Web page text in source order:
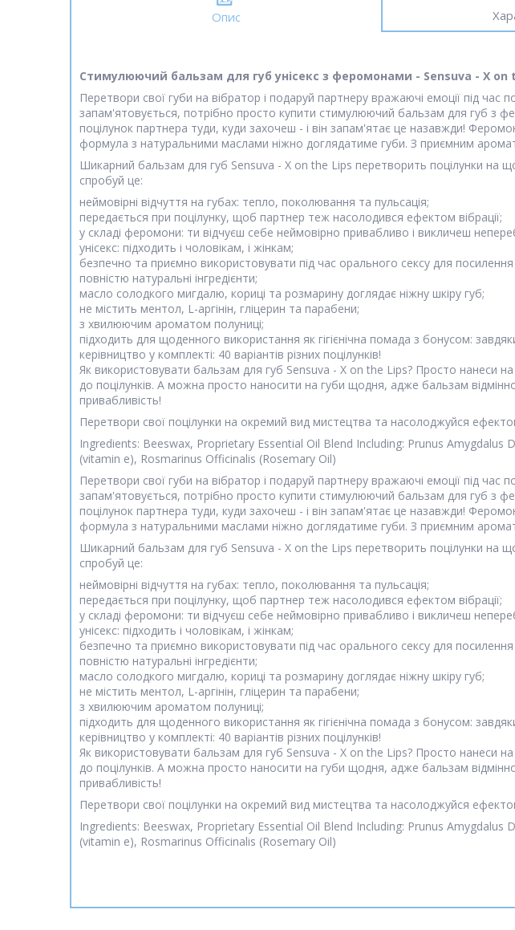
Опис
Стимулюючий бальзам для губ унісекс з феромонами - Sensuva - X on
Перетвори свої губи на вібратор і подаруй партнеру вражаючі емоції під
запам'ятовується, потрібно просто купити стимулюючий бальзам для губ з
поцілунок партнера туди, куди захочеш - і він запам'ятає це назавжди!
формула з натуральними маслами ніжно доглядатиме губи. З приємним
Шикарний бальзам для губ Sensuva - X on the Lips перетворить поцілунки на
спробуй це:
неймовірні відчуття на губах: тепло, поколювання та пульсація;
передається при поцілунку, щоб партнер теж насолодився ефектом вібрації;
у складі феромони: ти відчуєш себе неймовірно привабливо і викличеш
унісекс: підходить і чоловікам, і жінкам;
безпечно та приємно використовувати під час орального сексу для посилення
повністю натуральні інгредієнти;
масло солодкого мигдалю, кориці та розмарину доглядає ніжну шкіру губ;
не містить ментол, L-аргінін, гліцерин та парабени;
з хвилюючим ароматом полуниці;
підходить для щоденного використання як гігієнічна помада з бонусом:
керівництво у комплекті: 40 варіантів різних поцілунків!
Як використовувати бальзам для губ Sensuva - X on the Lips? Просто нанеси
до поцілунків. А можна просто наносити на губи щодня, адже бальзам
привабливість!
Перетвори свої поцілунки на окремий вид мистецтва та насолоджуйся
Ingredients: Beeswax, Proprietary Essential Oil Blend Including: Prunus
(vitamin e), Rosmarinus Officinalis (Rosemary Oil)
Перетвори свої губи на вібратор і подаруй партнеру вражаючі емоції під
запам'ятовується, потрібно просто купити стимулюючий бальзам для губ з
поцілунок партнера туди, куди захочеш - і він запам'ятає це назавжди!
формула з натуральними маслами ніжно доглядатиме губи. З приємним
Шикарний бальзам для губ Sensuva - X on the Lips перетворить поцілунки на
спробуй це:
неймовірні відчуття на губах: тепло, поколювання та пульсація;
передається при поцілунку, щоб партнер теж насолодився ефектом вібрації;
у складі феромони: ти відчуєш себе неймовірно привабливо і викличеш
унісекс: підходить і чоловікам, і жінкам;
безпечно та приємно використовувати під час орального сексу для посилення
повністю натуральні інгредієнти;
масло солодкого мигдалю, кориці та розмарину доглядає ніжну шкіру губ;
не містить ментол, L-аргінін, гліцерин та парабени;
з хвилюючим ароматом полуниці;
підходить для щоденного використання як гігієнічна помада з бонусом:
керівництво у комплекті: 40 варіантів різних поцілунків!
Як використовувати бальзам для губ Sensuva - X on the Lips? Просто нанеси
до поцілунків. А можна просто наносити на губи щодня, адже бальзам
привабливість!
Перетвори свої поцілунки на окремий вид мистецтва та насолоджуйся
Ingredients: Beeswax, Proprietary Essential Oil Blend Including: Prunus
(vitamin e), Rosmarinus Officinalis (Rosemary Oil)